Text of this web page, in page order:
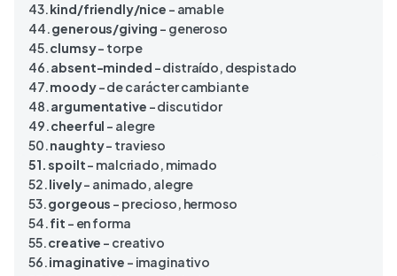
43.kind/friendly/nice – amable
44.generous/giving – generoso
45.clumsy– torpe
46.absent-minded – distraído, despistado
47.moody– de carácter cambiante
48.argumentative – discutidor
49.cheerful – alegre
50.naughty– travieso
51. spoilt– malcriado, mimado
52.lively– animado, alegre
53.gorgeous – precioso, hermoso
54.fit – en forma
55.creative – creativo
56.imaginative – imaginativo